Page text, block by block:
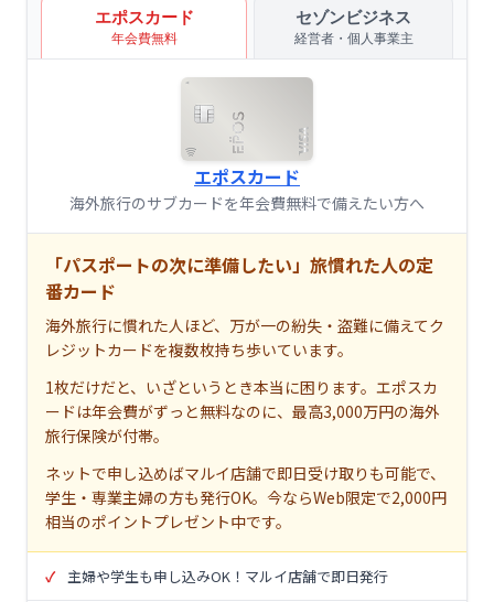
エポスカード
年会費無料
セゾンビジネス
経営者・個人事業主
エポスカード
海外旅行のサブカードを年会費無料で備えたい方へ
「パスポートの次に準備したい」旅慣れた人の定
番カード
海外旅行に慣れた人ほど、万が一の紛失・盗難に備えてク
レジットカードを複数枚持ち歩いています。
1枚だけだと、いざというとき本当に困ります。エポスカ
ードは年会費がずっと無料なのに、最高3,000万円の海外
旅行保険が付帯。
ネットで申し込めばマルイ店舗で即日受け取りも可能で、
学生・専業主婦の方も発行OK。今ならWeb限定で2,000円
相当のポイントプレゼント中です。
主婦や学生も申し込みOK！マルイ店舗で即日発行